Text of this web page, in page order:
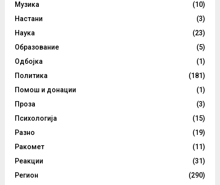
Музика
(10)
Настани
(3)
Наука
(23)
Образование
(5)
Одбојка
(1)
Политика
(181)
Помош и донации
(1)
Проза
(3)
Психологија
(15)
Разно
(19)
Ракомет
(11)
Реакции
(31)
Регион
(290)